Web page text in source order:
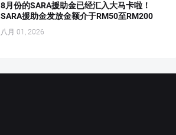
8月份的SARA援助金已经汇入大马卡啦！
SARA援助金发放金额介于RM50至RM200
八月 01, 2026